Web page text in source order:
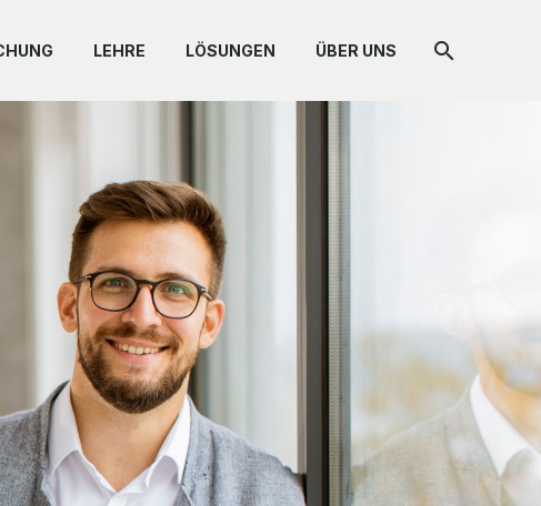
LEHRE LÖSUNGEN ÜBER UNS